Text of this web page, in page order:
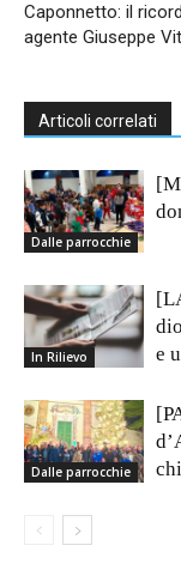
Caponnetto: il
agente Giuseppe
Articoli correlati
Dalle parrocchie
In Rilievo
e
Dalle parrocchie